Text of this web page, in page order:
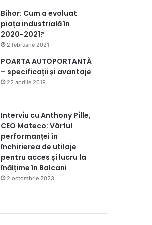
Bihor: Cum a evoluat
piața industrială în
2020-2021?
2 februarie 2021
POARTA AUTOPORTANTĂ
– specificații și avantaje
22 aprilie 2019
Interviu cu Anthony Pille,
CEO Mateco: Vârful
performanței în
închirierea de utilaje
pentru acces și lucru la
înălțime în Balcani
2 octombrie 2023